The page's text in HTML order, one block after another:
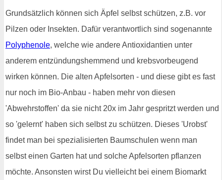
Grundsätzlich können sich Äpfel selbst schützen, z.B. vor
Pilzen oder Insekten. Dafür verantwortlich sind sogenannte
Polyphenole, welche wie andere Antioxidantien unter
anderem entzündungshemmend und krebsvorbeugend
wirken können. Die alten Apfelsorten - und diese gibt es fast
nur noch im Bio-Anbau - haben mehr von diesen
'Abwehrstoffen' da sie nicht 20x im Jahr gespritzt werden und
so 'gelernt' haben sich selbst zu schützen. Dieses 'Urobst'
findet man bei spezialisierten Baumschulen wenn man
selbst einen Garten hat und solche Apfelsorten pflanzen
möchte. Ansonsten wirst Du vielleicht bei einem Biomarkt